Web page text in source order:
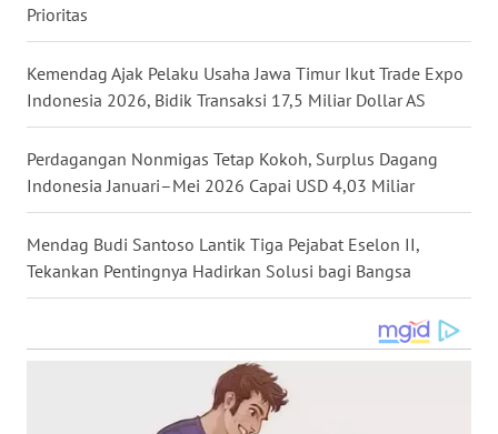
Prioritas
Kemendag Ajak Pelaku Usaha Jawa Timur Ikut Trade Expo
Indonesia 2026, Bidik Transaksi 17,5 Miliar Dollar AS
Perdagangan Nonmigas Tetap Kokoh, Surplus Dagang
Indonesia Januari–Mei 2026 Capai USD 4,03 Miliar
Mendag Budi Santoso Lantik Tiga Pejabat Eselon II,
Tekankan Pentingnya Hadirkan Solusi bagi Bangsa
WN
SULSEL
WN
GORONTALO
WN
SULUT
WN